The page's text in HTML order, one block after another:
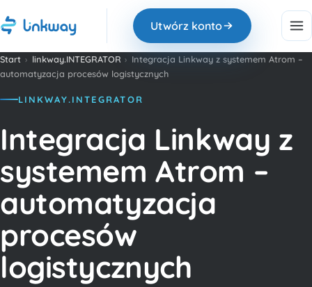
Utwórz konto
Start › linkway.INTEGRATOR › Integracja Linkway z systemem Atrom –
automatyzacja procesów logistycznych
LINKWAY.INTEGRATOR
Integracja Linkway z
systemem Atrom –
automatyzacja
procesów
logistycznych